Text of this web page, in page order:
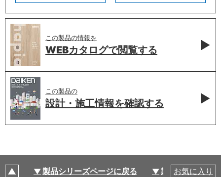
この製品の情報を
WEBカタログで閲覧する
この製品の
設計・施工情報を確認する
製品シリーズページに戻る 製品仕様
お気に入り